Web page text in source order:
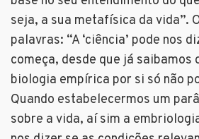
seja, a sua metafísica da vida”.
palavras: “A ‘ciência’ pode nos
começa, desde que já saibamos
biologia empírica por si só não
Quando estabelecermos um
sobre a vida, aí sim a